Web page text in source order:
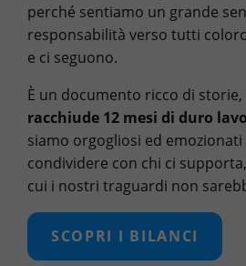
perché sentiamo un grande
responsabilità verso tutti
e ci seguono.
È un documento ricco di storie,
racchiude 12 mesi di duro
siamo orgogliosi ed
condividere con chi ci
cui i nostri traguardi non
SCOPRI I BILANCI